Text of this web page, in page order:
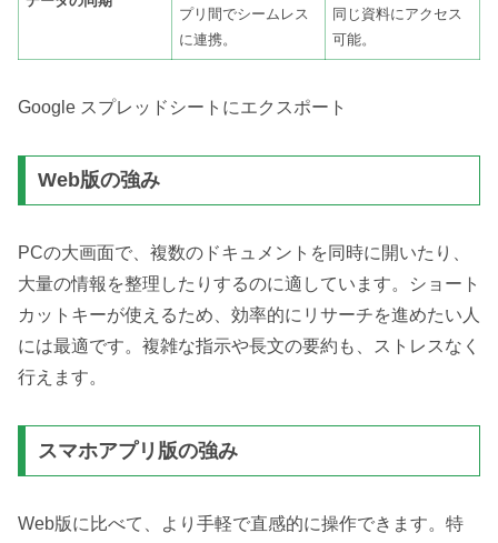
プリ間でシームレス
に連携。
同じ資料にアクセス
可能。
Google スプレッドシートにエクスポート
Web版の強み
PCの大画面で、複数のドキュメントを同時に開いたり、
大量の情報を整理したりするのに適しています。ショート
カットキーが使えるため、効率的にリサーチを進めたい人
には最適です。複雑な指示や長文の要約も、ストレスなく
行えます。
スマホアプリ版の強み
Web版に比べて、より手軽で直感的に操作できます。特